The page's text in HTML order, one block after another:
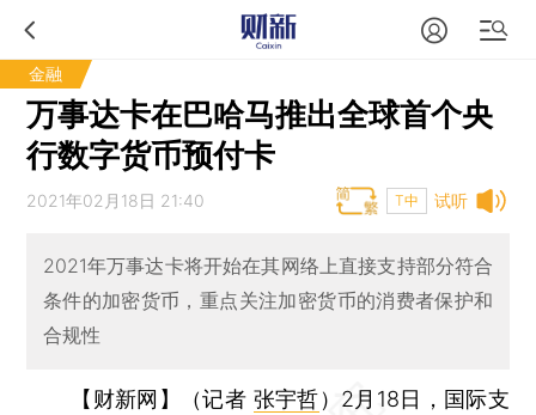
金融
万事达卡在巴哈马推出全球首个央
行数字货币预付卡
试听
2021年02月18日 21:40 T中
2021年万事达卡将开始在其网络上直接支持部分符合
条件的加密货币，重点关注加密货币的消费者保护和
合规性
【财新网】（记者 张宇哲） 2月18日，国际支